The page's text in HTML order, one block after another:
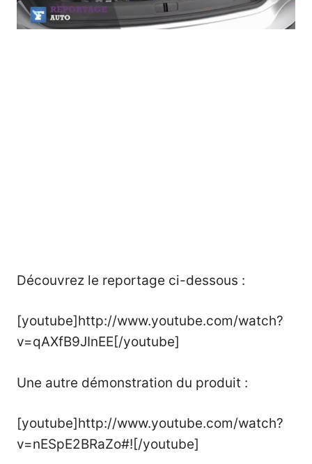
Découvrez le reportage ci-dessous :
[youtube]http://www.youtube.com/watch?
v=qAXfB9JInEE[/youtube]
Une autre démonstration du produit :
[youtube]http://www.youtube.com/watch?
v=nESpE2BRaZo#![/youtube]